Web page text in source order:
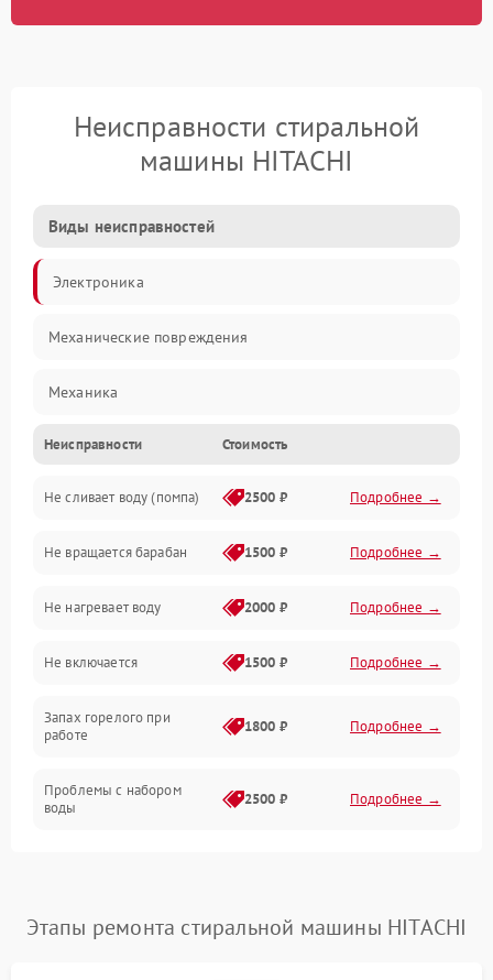
Неисправности стиральной
машины HITACHI
Виды неисправностей
Электроника
Механические повреждения
Механика
Электропитание
Водоснабжение
Слив
Программное обеспечение
Неисправности Стоимость
Не сливает воду (помпа) 2500 ₽ Подробнее →
Не вращается барабан 1500 ₽ Подробнее →
Не нагревает воду 2000 ₽ Подробнее →
Не включается 1500 ₽ Подробнее →
Запах горелого при
работе
1800 ₽ Подробнее →
Проблемы с набором
воды
2500 ₽ Подробнее →
2200 ₽ Подробнее →
Этапы ремонта стиральной машины HITACHI